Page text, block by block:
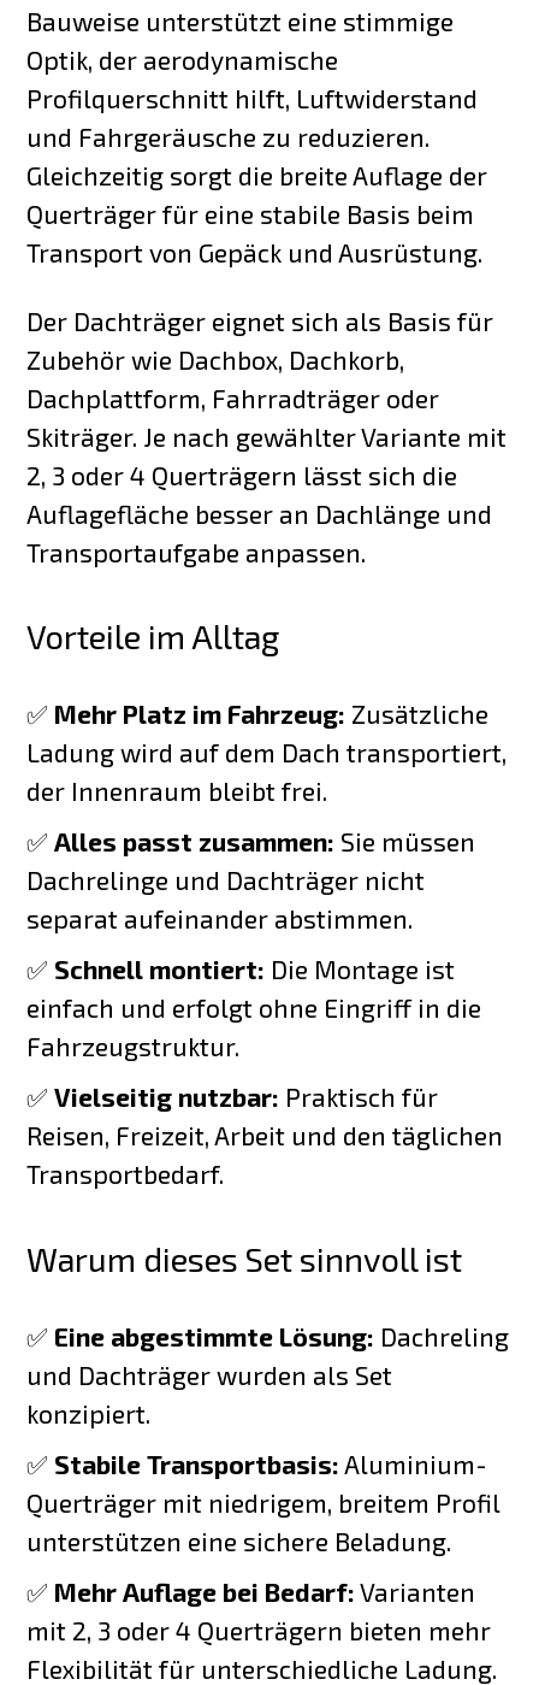
Bauweise unterstützt eine stimmige
Optik, der aerodynamische
Profilquerschnitt hilft, Luftwiderstand
und Fahrgeräusche zu reduzieren.
Gleichzeitig sorgt die breite Auflage der
Querträger für eine stabile Basis beim
Transport von Gepäck und Ausrüstung.
Der Dachträger eignet sich als Basis für
Zubehör wie Dachbox, Dachkorb,
Dachplattform, Fahrradträger oder
Skiträger. Je nach gewählter Variante mit
2, 3 oder 4 Querträgern lässt sich die
Auflagefläche besser an Dachlänge und
Transportaufgabe anpassen.
Vorteile im Alltag
✅ Mehr Platz im Fahrzeug: Zusätzliche
Ladung wird auf dem Dach transportiert,
der Innenraum bleibt frei.
✅Alles passt zusammen: Sie müssen
Dachrelinge und Dachträger nicht
separat aufeinander abstimmen.
✅ Schnell montiert: Die Montage ist
einfach und erfolgt ohne Eingriff in die
Fahrzeugstruktur.
✅Vielseitig nutzbar: Praktisch für
Reisen, Freizeit, Arbeit und den täglichen
Transportbedarf.
Warum dieses Set sinnvoll ist
✅ Eine abgestimmte Lösung: Dachreling
und Dachträger wurden als Set
konzipiert.
✅ Stabile Transportbasis: Aluminium-
Querträger mit niedrigem, breitem Profil
unterstützen eine sichere Beladung.
✅ Mehr Auflage bei Bedarf: Varianten
mit 2, 3 oder 4 Querträgern bieten mehr
Flexibilität für unterschiedliche Ladung.